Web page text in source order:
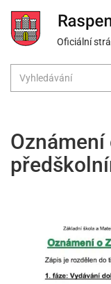
Oficiální